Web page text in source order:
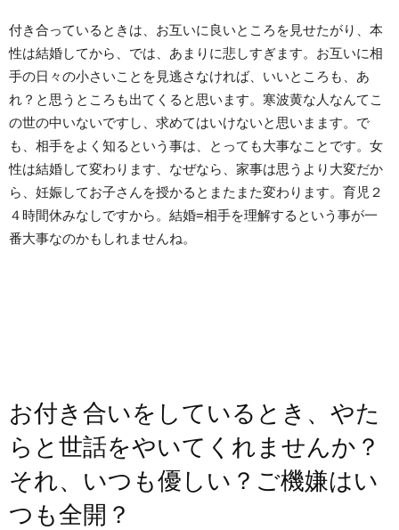
付き合っているときは、お互いに良いところを見せたがり、本
性は結婚してから、では、あまりに悲しすぎます。お互いに相
手の日々の小さいことを見逃さなければ、いいところも、あ
れ？と思うところも出てくると思います。寒波黄な人なんてこ
の世の中いないですし、求めてはいけないと思いまます。で
も、相手をよく知るという事は、とっても大事なことです。女
性は結婚して変わります、なぜなら、家事は思うより大変だか
ら、妊娠してお子さんを授かるとまたまた変わります。育児２
４時間休みなしですから。結婚=相手を理解するという事が一
番大事なのかもしれませんね。
お付き合いをしているとき、やた
らと世話をやいてくれませんか？
それ、いつも優しい？ご機嫌はい
つも全開？